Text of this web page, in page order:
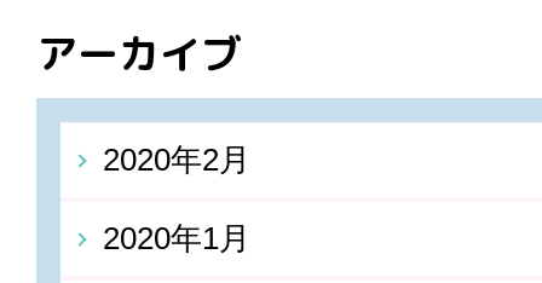
アーカイブ
2020年2月
2020年1月